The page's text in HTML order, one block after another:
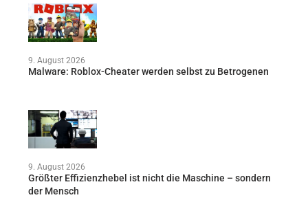
9. August 2026
Malware: Roblox-Cheater werden selbst zu Betrogenen
9. August 2026
Größter Effizienzhebel ist nicht die Maschine – sondern
der Mensch